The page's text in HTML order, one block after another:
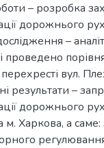
– розробка
дорожнього
–
проведено
вул.
результати –
дорожнього
м. Харкова, а